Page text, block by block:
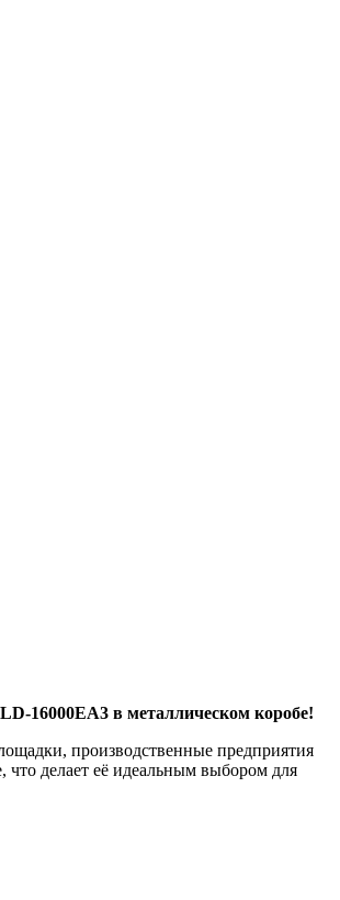
16000EA3 в металлическом коробе!
производственные предприятия
делает её идеальным выбором для